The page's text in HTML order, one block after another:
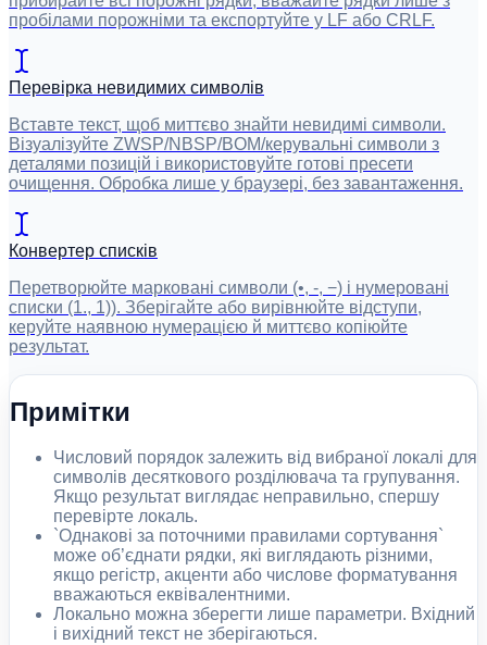
пробілами порожніми та експортуйте у LF або CRLF.
Перевірка невидимих символів
Вставте текст, щоб миттєво знайти невидимі символи.
Візуалізуйте ZWSP/NBSP/BOM/керувальні символи з
деталями позицій і використовуйте готові пресети
очищення. Обробка лише у браузері, без завантаження.
Конвертер списків
Перетворюйте марковані символи (•, -, −) і нумеровані
списки (1., 1)). Зберігайте або вирівнюйте відступи,
керуйте наявною нумерацією й миттєво копіюйте
результат.
Примітки
Числовий порядок залежить від вибраної локалі для
символів десяткового розділювача та групування.
Якщо результат виглядає неправильно, спершу
перевірте локаль.
`Однакові за поточними правилами сортування`
може об’єднати рядки, які виглядають різними,
якщо регістр, акценти або числове форматування
вважаються еквівалентними.
Локально можна зберегти лише параметри. Вхідний
і вихідний текст не зберігаються.